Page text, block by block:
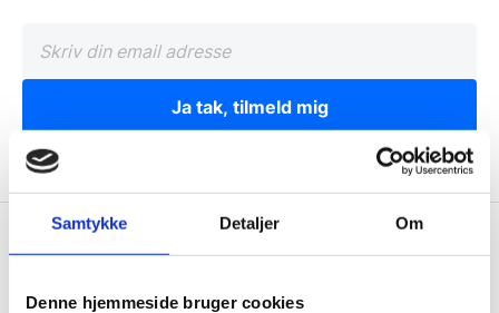
Samtykke Detaljer Om
Denne hjemmeside bruger cookies
Ja tak, tilmeld mig
Wallshop.dk
Gastrobutikken ApS